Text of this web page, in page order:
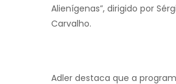
Alienígenas”, dirigido por
Carvalho.
Adler destaca que a